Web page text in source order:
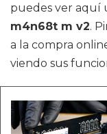
puedes ver aquí
m4n68t m v2.
a la compra
viendo sus